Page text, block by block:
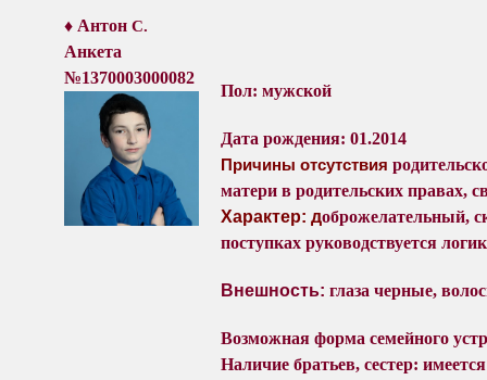
♦ Антон С.
Анкета
№1370003000082
Пол: мужской
Дата рождения: 01.2014
Причины отсутствия
матери в родительских правах,
Характер: доброжелательный,
поступках руководствуется
Внешность: глаза черные,
Возможная форма семейного
Наличие братьев, сестер: